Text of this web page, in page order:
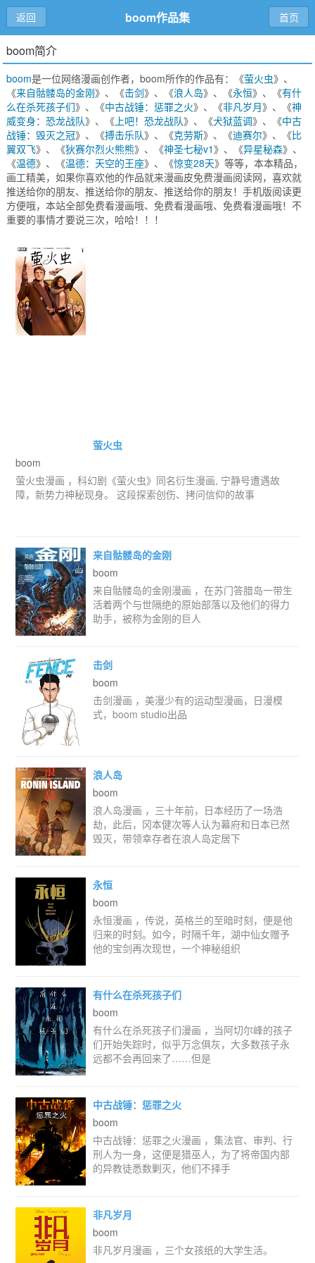
返回 boom作品集 首页
boom简介
boom是一位网络漫画创作者，boom所作的作品有：《萤火虫》、
《来自骷髅岛的金刚》、《击剑》、《浪人岛》、《永恒》、《有什
么在杀死孩子们》、《中古战锤：惩罪之火》、《非凡岁月》、《神
威变身：恐龙战队》、《 上吧！恐龙战队》、《犬狱蓝调》、《中古
战锤：毁灭之冠》、《搏击乐队》、《克劳斯》、《迪赛尔》、《比
翼双飞》、《狄赛尔烈火熊熊》、《神圣七秘v1》、《异星秘森》、
《温德》、《温德：天空的王座》、《惊变28天》等等，本本精品，
画工精美，如果你喜欢他的作品就来漫画皮免费漫画阅读网，喜欢就
推送给你的朋友、推送给你的朋友、推送给你的朋友！手机版阅读更
方便哦，本站全部免费看漫画哦、免费看漫画哦、免费看漫画哦！不
重要的事情才要说三次，哈哈！！！
萤火虫
boom
萤火虫漫画 ，科幻剧《萤火虫》同名衍生漫画, 宁静号遭遇故
障，新势力神秘现身。 这段探索创伤、拷问信仰的故事
来自骷髅岛的金刚
boom
来自骷髅岛的金刚漫画 ，在苏门答腊岛一带生
活着两个与世隔绝的原始部落以及他们的得力
助手，被称为金刚的巨人
击剑
boom
击剑漫画 ，美漫少有的运动型漫画，日漫模
式，boom studio出品
浪人岛
boom
浪人岛漫画 ，三十年前，日本经历了一场浩
劫，此后，冈本健次等人认为幕府和日本已然
毁灭，带领幸存者在浪人岛定居下
永恒
boom
永恒漫画 ，传说，英格兰的至暗时刻，便是他
归来的时刻。如今，时隔千年，湖中仙女赠予
他的宝剑再次现世，一个神秘组织
有什么在杀死孩子们
boom
有什么在杀死孩子们漫画 ，当阿切尔峰的孩子
们开始失踪时，似乎万念俱灰，大多数孩子永
远都不会再回来了……但是
中古战锤：惩罪之火
boom
中古战锤：惩罪之火漫画 ，集法官、审判、行
刑人为一身，这便是猎巫人，为了将帝国内部
的异教徒悉数剿灭，他们不择手
非凡岁月
boom
非凡岁月漫画 ，三个女孩纸的大学生活。